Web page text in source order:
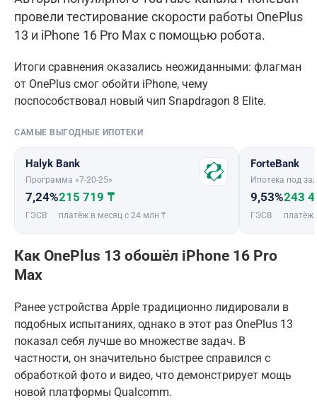
провели тестирование скорости работы OnePlus
13 и iPhone 16 Pro Max с помощью робота.
Итоги сравнения оказались неожиданными: флагман
от OnePlus смог обойти iPhone, чему
поспособствовал новый чип Snapdragon 8 Elite.
САМЫЕ ВЫГОДНЫЕ ИПОТЕКИ
Halyk Bank
Программа «7-20-25»
7,24%
ГЭСВ
215 719 ₸
платёж в месяц с 24 млн ₸
ForteBank
Ипотека под
9,53%
ГЭСВ
243
платёж
Как OnePlus 13 обошёл iPhone 16 Pro
Max
Ранее устройства Apple традиционно лидировали в
подобных испытаниях, однако в этот раз OnePlus 13
показал себя лучше во множестве задач. В
частности, он значительно быстрее справился с
обработкой фото и видео, что демонстрирует мощь
новой платформы Qualcomm.